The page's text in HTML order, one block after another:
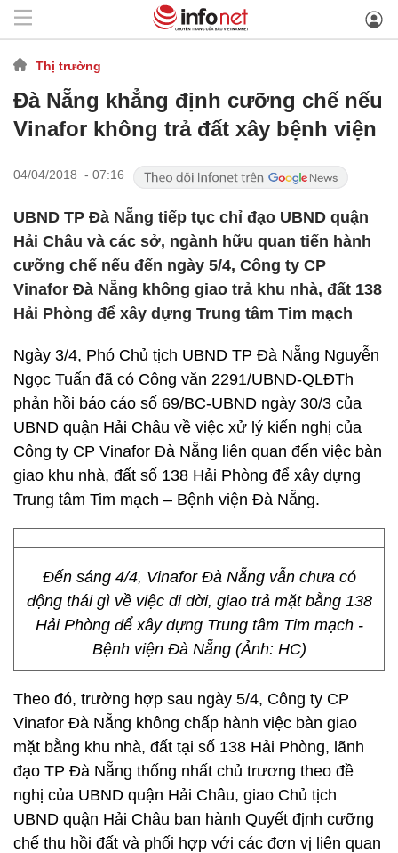
Thị trường
Đà Nẵng khẳng định cưỡng chế nếu
Vinafor không trả đất xây bệnh viện
04/04/2018 - 07:16
UBND TP Đà Nẵng tiếp tục chỉ đạo UBND quận
Hải Châu và các sở, ngành hữu quan tiến hành
cưỡng chế nếu đến ngày 5/4, Công ty CP
Vinafor Đà Nẵng không giao trả khu nhà, đất 138
Hải Phòng để xây dựng Trung tâm Tim mạch
Ngày 3/4, Phó Chủ tịch UBND TP Đà Nẵng Nguyễn
Ngọc Tuấn đã có Công văn 2291/UBND-QLĐTh
phản hồi báo cáo số 69/BC-UBND ngày 30/3 của
UBND quận Hải Châu về việc xử lý kiến nghị của
Công ty CP Vinafor Đà Nẵng liên quan đến việc bàn
giao khu nhà, đất số 138 Hải Phòng để xây dựng
Trung tâm Tim mạch – Bệnh viện Đà Nẵng.
Đến sáng 4/4, Vinafor Đà Nẵng vẫn chưa có
động thái gì về việc di dời, giao trả mặt bằng 138
Hải Phòng để xây dựng Trung tâm Tim mạch -
Bệnh viện Đà Nẵng (Ảnh: HC)
Theo đó, trường hợp sau ngày 5/4, Công ty CP
Vinafor Đà Nẵng không chấp hành việc bàn giao
mặt bằng khu nhà, đất tại số 138 Hải Phòng, lãnh
đạo TP Đà Nẵng thống nhất chủ trương theo đề
nghị của UBND quận Hải Châu, giao Chủ tịch
UBND quận Hải Châu ban hành Quyết định cưỡng
chế thu hồi đất và phối hợp với các đơn vị liên quan